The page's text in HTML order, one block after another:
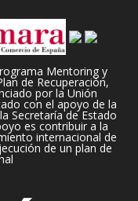
Mentoring y
de Recuperación,
por la Unión
con el apoyo de la
Secretaría de Estado
es contribuir a la
internacional de
de un plan de